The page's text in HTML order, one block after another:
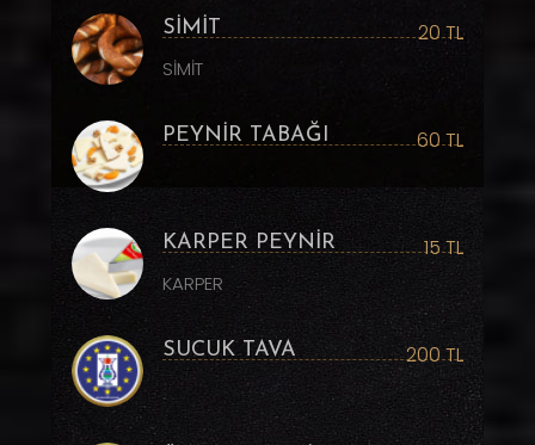
SİMİT 20 TL
SİMİT
PEYNİR TABAĞI 60 TL
KARPER PEYNİR 15 TL
KARPER
SUCUK TAVA 200 TL